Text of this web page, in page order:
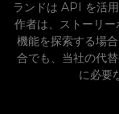
ランドは API を活
作者は、ストーリ
機能を探索する場
合でも、当社の代
に必要